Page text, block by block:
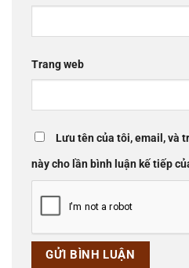
Trang web
Lưu tên của tôi, email, và
này cho lần bình luận kế tiếp